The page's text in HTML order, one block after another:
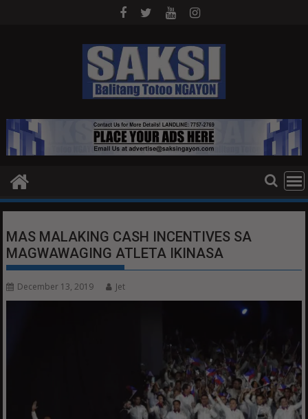
MAS MALAKING CASH INCENTIVES SA
MAGWAWAGING ATLETA IKINASA
December 13, 2019 Jet